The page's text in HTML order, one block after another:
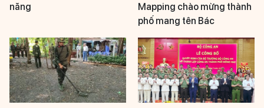
năng
Mapping chào mừng thành
phố mang tên Bác